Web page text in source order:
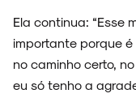
Ela continua: “Esse
importante porque
no caminho certo,
eu só tenho a